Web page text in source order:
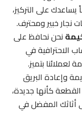
على التركيز،
خبير ومحترف.
نحن نحافظ على
في
بتميز.
وإعادة البريق
كأنها جديدة،
المفضل في